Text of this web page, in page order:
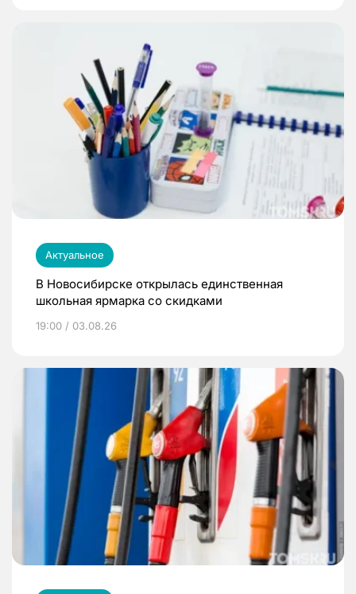
Актуальное
В Новосибирске открылась единственная
школьная ярмарка со скидками
19:00 / 03.08.26